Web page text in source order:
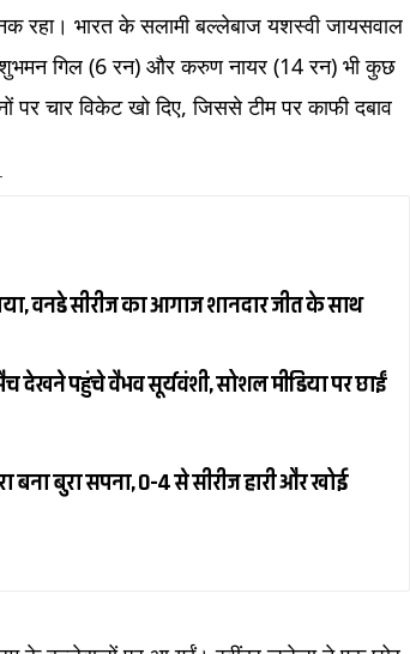
रहा। भारत के सलामी बल्लेबाज यशस्वी जायसवाल
शुभमन गिल (6 रन) और करुण नायर (14 रन) भी कुछ
चार विकेट खो दिए, जिससे टीम पर काफी दबाव
वनडे सीरीज का आगाज शानदार जीत के साथ
पहुंचे वैभव सूर्यवंशी, सोशल मीडिया पर छाईं
बना बुरा सपना, 0-4 से सीरीज हारी और खोई